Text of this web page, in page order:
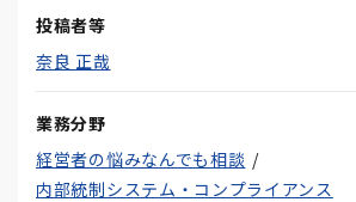
投稿者等
奈良 正哉
業務分野
経営者の悩みなんでも相談
内部統制システム・コンプライアンス